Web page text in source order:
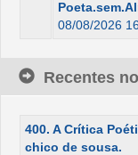
08/08/2026
Recentes
400. A Crítica
chico de sousa.